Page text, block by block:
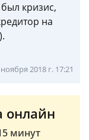
кризис,
на
2018 г. 17:21
онлайн
минут